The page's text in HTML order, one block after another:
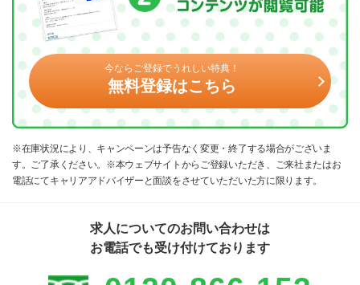
今ならご登録でうれしい特典！
無料登録はこちら
※在庫状況により、キャンペーンは予告なく変更・終了する場合がございま
す。ご了承ください。※本ウェブサイトからご登録いただき、ご来社またはお
電話にてキャリアアドバイザーと面談をさせていただいた方に限ります。
求人についてのお問い合わせは
お電話でも受け付けております